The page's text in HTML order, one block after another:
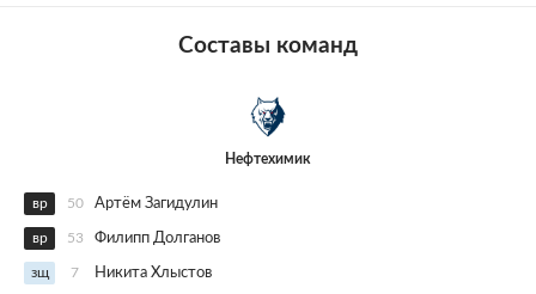
Составы команд
Нефтехимик
вр 50 Артём Загидулин
вр 53 Филипп Долганов
зщ 7 Никита Хлыстов